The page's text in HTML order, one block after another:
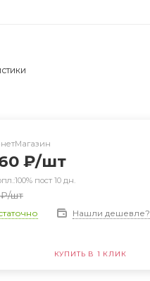
₽/шт
пост 10 дн.
/шт
Нашли дешевле?
КУПИТЬ В 1 КЛИК